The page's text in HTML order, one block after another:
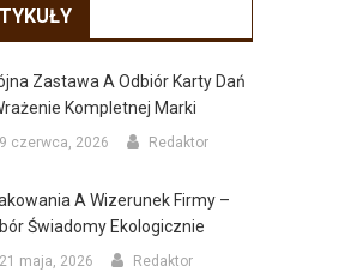
Zastawa A Odbiór Karty Dań
Kompletnej Marki
9 czerwca, 2026 Redaktor
A Wizerunek Firmy –
Świadomy Ekologicznie
21 maja, 2026 Redaktor